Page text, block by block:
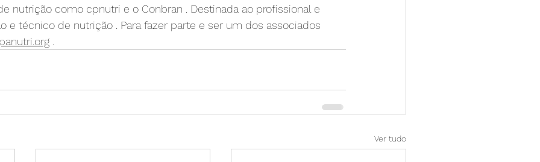
nutrição como cpnutri e o Conbran . Destinada ao profissional e
e técnico de nutrição . Para fazer parte e ser um dos associados
Ver tudo